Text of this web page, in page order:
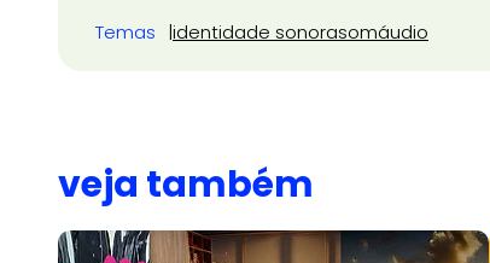
Temas identidade sonorasomáudio
veja também